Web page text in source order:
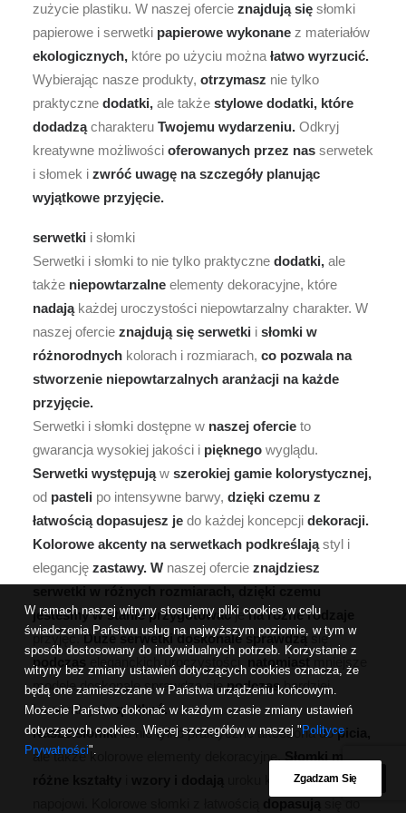
zużycie plastiku. W naszej ofercie znajdują się słomki
papierowe i serwetki papierowe wykonane z materiałów
ekologicznych, które po użyciu można łatwo wyrzucić.
Wybierając nasze produkty, otrzymasz nie tylko
praktyczne dodatki, ale także stylowe dodatki, które
dodadzącharakteru Twojemu wydarzeniu. Odkryj
kreatywne możliwości oferowanych przez nas serwetek
i słomek i zwróć uwagę na szczegóły planując
wyjątkowe przyjęcie.
serwetki i słomki
Serwetki i słomki to nie tylko praktyczne dodatki, ale
także niepowtarzalne elementy dekoracyjne, które
nadająkażdej uroczystości niepowtarzalny charakter. W
naszej ofercie znajdują się serwetki i słomki w
różnorodnych kolorach i rozmiarach, co pozwala na
stworzenie niepowtarzalnych aranżacji na każde
przyjęcie.
Serwetki i słomki dostępne w naszej ofercie to
gwarancja wysokiej jakości i pięknego wyglądu.
Serwetki występująw szerokiej gamie kolorystycznej,
od pasteli po intensywne barwy, dzięki czemu z
łatwością dopasujesz je do każdej koncepcji dekoracji.
Kolorowe akcenty na serwetkach podkreślająstyl i
elegancję zastawy. W naszej ofercie znajdziesz
jesteśmy w stanie przygotowaćjena różne rodzaje
przyjęć.Duże serwetki doskonale sprawdząsię
podczas
eleganckich uroczystości, natomiastmniejsze
modele doskonale sprawdzą siępodczasbardziej
kameralnychspotkań.
Nasze słomkito nie tylko praktyczne akcesoria dopicia,
ale także kolorowe elementy dekoracyjne.
uroku każdemu
W ramach naszej witryny stosujemy pliki cookies w celu
świadczenia Państwu usług na najwyższym poziomie, w tym w
sposób dostosowany do indywidualnych potrzeb. Korzystanie z
witryny bez zmiany ustawień dotyczących cookies oznacza, że
będą one zamieszczane w Państwa urządzeniu końcowym.
Możecie Państwo dokonać w każdym czasie zmiany ustawień
dotyczących cookies. Więcej szczegółów w naszej " Polityce
Prywatności".
Zgadzam Się